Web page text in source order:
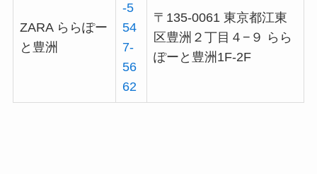
ZARA ららぽー
と豊洲
-5
54
7-
56
62
〒135-0061 東京都江東
区豊洲２丁目４−９ らら
ぽーと豊洲1F-2F